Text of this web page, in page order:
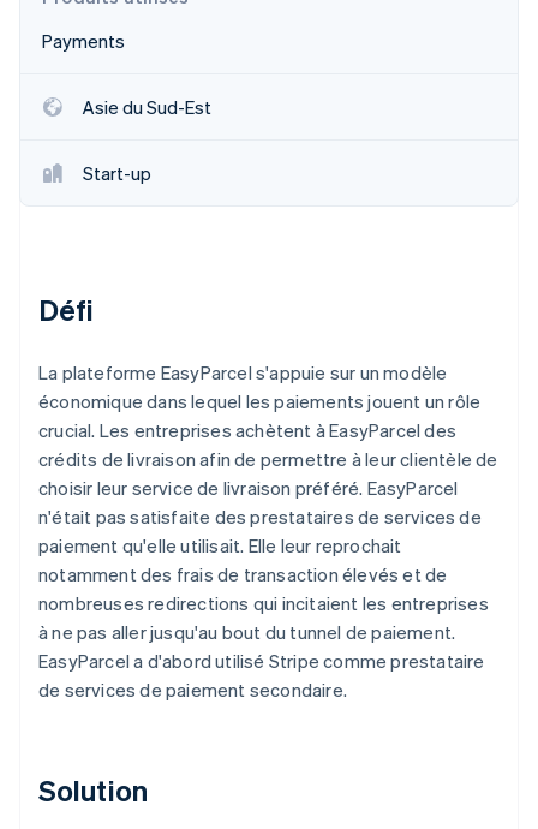
Radar
Atlas
Climate
Élimination du carbone
Stripe Sessions 2026
Découvrez comment Stripe construit l’infrastructure
Regarder la vidéo
Écosystème
Payments
Asie du Sud-Est
Start-up
Défi
La plateforme EasyParcel s'appuie sur un modèle
économique dans lequel les paiements jouent un rôle
crucial. Les entreprises achètent à EasyParcel des
crédits de livraison afin de permettre à leur clientèle de
choisir leur service de livraison préféré. EasyParcel
n'était pas satisfaite des prestataires de services de
paiement qu'elle utilisait. Elle leur reprochait
notamment des frais de transaction élevés et de
nombreuses redirections qui incitaient les entreprises
à ne pas aller jusqu'au bout du tunnel de paiement.
EasyParcel a d'abord utilisé Stripe comme prestataire
de services de paiement secondaire.
Solution